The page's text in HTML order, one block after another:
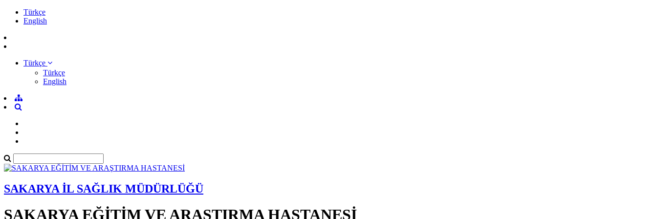
Türkçe
English
Türkçe
Türkçe
English
SAKARYA İL SAĞLIK MÜDÜRLÜĞÜ
SAKARYA EĞİTİM VE ARAŞTIRMA HASTANESİ